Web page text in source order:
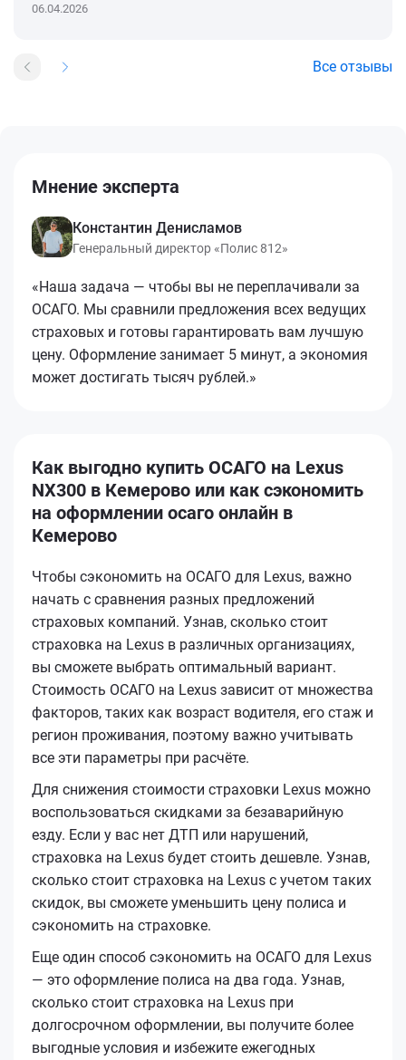
06.04.2026
Все отзывы
Мнение эксперта
Константин Денисламов
Генеральный директор «Полис 812»
«Наша задача — чтобы вы не переплачивали за
ОСАГО. Мы сравнили предложения всех ведущих
страховых и готовы гарантировать вам лучшую
цену. Оформление занимает 5 минут, а экономия
может достигать тысяч рублей.»
Как выгодно купить ОСАГО на Lexus
NX300 в Кемерово или как сэкономить
на оформлении осаго онлайн в
Кемерово
Чтобы сэкономить на ОСАГО для Lexus, важно
начать с сравнения разных предложений
страховых компаний. Узнав, сколько стоит
страховка на Lexus в различных организациях,
вы сможете выбрать оптимальный вариант.
Стоимость ОСАГО на Lexus зависит от множества
факторов, таких как возраст водителя, его стаж и
регион проживания, поэтому важно учитывать
все эти параметры при расчёте.
Для снижения стоимости страховки Lexus можно
воспользоваться скидками за безаварийную
езду. Если у вас нет ДТП или нарушений,
страховка на Lexus будет стоить дешевле. Узнав,
сколько стоит страховка на Lexus с учетом таких
скидок, вы сможете уменьшить цену полиса и
сэкономить на страховке.
Еще один способ сэкономить на ОСАГО для Lexus
— это оформление полиса на два года. Узнав,
сколько стоит страховка на Lexus при
долгосрочном оформлении, вы получите более
выгодные условия и избежите ежегодных